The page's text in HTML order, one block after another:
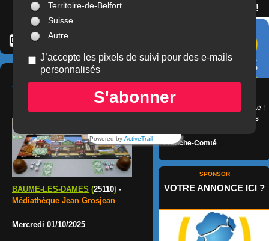
APRÈS-MIDI
SALOON
BAUME-LES-DAMES (25110) -
Médiathèque Jean Grosjean
Mercredi 01/10/2025
LE PASS'COMTOIS !
😉 LA carte de réduction
accessible à tous et valable
1 an entier en Franche-Comté !
👍 + de 350 Partenaires dans
Franche-Comté
SPONSOR
VOTRE ANNONCE ICI ?
Territoire-de-Belfort
Suisse
Autre
J’accepte les pixels de suivi pour des e-mails
personnalisés
S'abonner
Powered by ActiveTrail